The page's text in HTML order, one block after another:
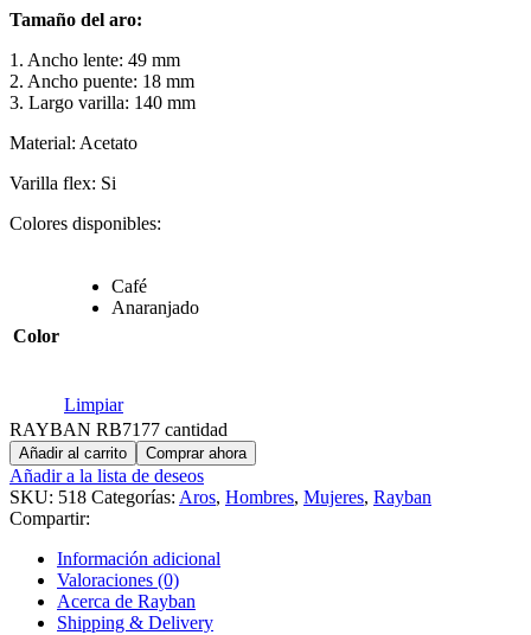
Tamaño del aro:
1. Ancho lente: 49 mm
2. Ancho puente: 18 mm
3. Largo varilla: 140 mm
Material: Acetato
Varilla flex: Si
Colores disponibles:
Color
Café
Anaranjado
Limpiar
RAYBAN RB7177 cantidad
Añadir al carrito Comprar ahora
Añadir a la lista de deseos
SKU: 518 Categorías: Aros, Hombres, Mujeres, Rayban
Compartir:
Información adicional
Valoraciones (0)
Acerca de Rayban
Shipping & Delivery